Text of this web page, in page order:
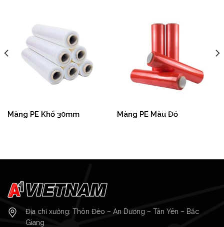
Màng PE Khổ 30mm Màng PE Màu Đỏ
Địa chỉ xưởng: Thôn Đèo – An Dương – Tân Yên – Bắc
Giang